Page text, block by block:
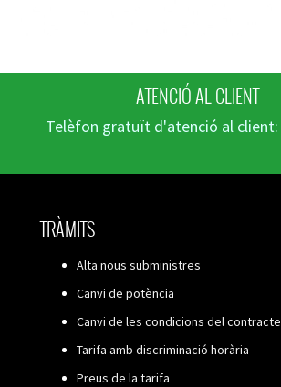
ATENCIÓ AL CLIENT
Telèfon gratuït d'atenció al client:
TRÀMITS
Alta nous subministres
Canvi de potència
Canvi de les condicions del contracte
Tarifa amb discriminació horària
Preus de la tarifa